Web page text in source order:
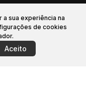
sua experiência na
de cookies
Aceito
Financiamento